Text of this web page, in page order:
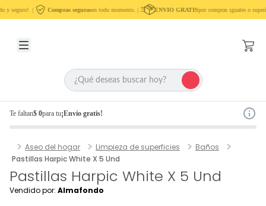
y seguro!. | Compras segurasen todo momento. | ENVIO GRATISpor compras iguales o
Te faltan$ 0para tu¡Envío gratis!
Aseo del hogar Limpieza de superficies
Baños
Pastillas Harpic White X 5 Und
Pastillas Harpic White X 5 Und
Vendido por: Almafondo